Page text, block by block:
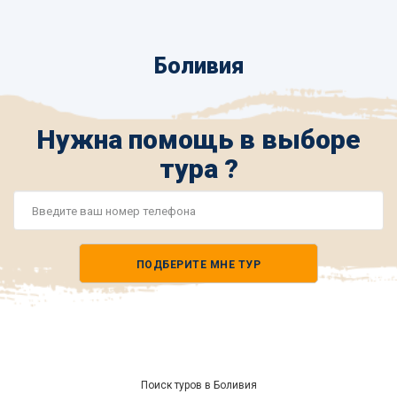
Боливия
Нужна помощь в выборе
тура ?
ПОДБЕРИТЕ МНЕ ТУР
Поиск туров в Боливия